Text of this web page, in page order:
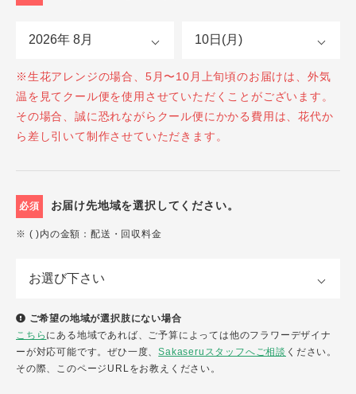
※生花アレンジの場合、5月〜10月上旬頃のお届けは、外気
温を見てクール便を使用させていただくことがございます。
その場合、誠に恐れながらクール便にかかる費用は、花代か
ら差し引いて制作させていただきます。
必須 お届け先地域を選択してください。
※ ( )内の金額：配送・回収料金
ご希望の地域が選択肢にない場合
こちら にある地域であれば、ご予算によっては他のフラワーデザイナ
ーが対応可能です。ぜひ一度、Sakaseruスタッフへご相談 ください。
その際、このページURLをお教えください。